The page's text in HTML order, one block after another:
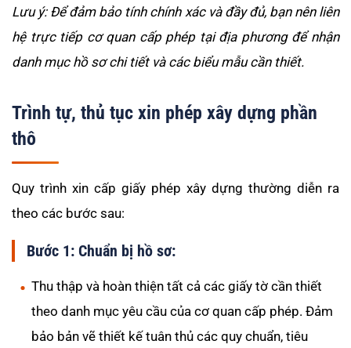
Lưu ý: Để đảm bảo tính chính xác và đầy đủ, bạn nên liên
hệ trực tiếp cơ quan cấp phép tại địa phương để nhận
danh mục hồ sơ chi tiết và các biểu mẫu cần thiết.
Trình tự, thủ tục xin phép xây dựng phần
thô
Quy trình xin cấp giấy phép xây dựng thường diễn ra
theo các bước sau:
Bước 1: Chuẩn bị hồ sơ:
Thu thập và hoàn thiện tất cả các giấy tờ cần thiết
theo danh mục yêu cầu của cơ quan cấp phép. Đảm
bảo bản vẽ thiết kế tuân thủ các quy chuẩn, tiêu